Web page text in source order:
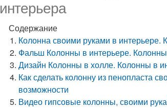
интерьера
Содержание
Колонна своими руками в интерьере.
Фальш Колонны в интерьере.
Дизайн Колонны в холле. Колонны в
Как сделать колонну из пенопласта
возможности
Видео гипсовые колонны, своими